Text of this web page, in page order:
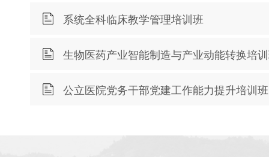
系统全科临床教学管理培训班
生物医药产业智能制造与产业动能转换培
公立医院党务干部党建工作能力提升培训班